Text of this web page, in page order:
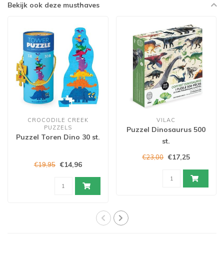
Bekijk ook deze musthaves
CROCODILE CREEK
PUZZELS
Puzzel Toren Dino 30 st.
€19,95 €14,96
VILAC
Puzzel Dinosaurus 500
st.
€23,00 €17,25